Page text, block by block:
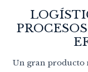
Un gran producto